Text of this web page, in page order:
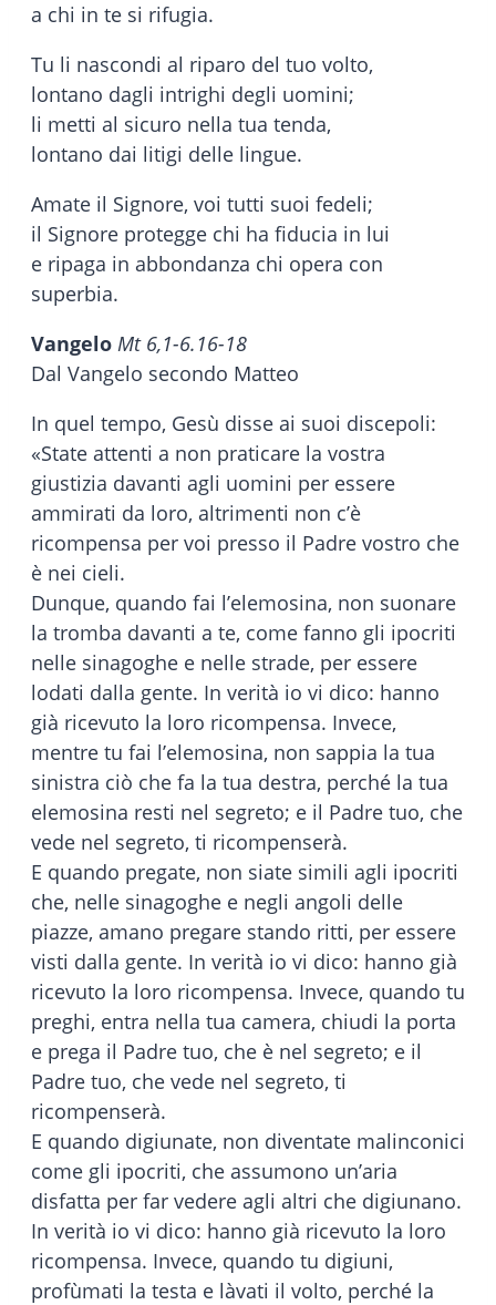
a chi in te si rifugia.
Tu li nascondi al riparo del tuo volto,
lontano dagli intrighi degli uomini;
li metti al sicuro nella tua tenda,
lontano dai litigi delle lingue.
Amate il Signore, voi tutti suoi fedeli;
il Signore protegge chi ha fiducia in lui
e ripaga in abbondanza chi opera con
superbia.
Vangelo Mt 6,1-6.16-18
Dal Vangelo secondo Matteo
In quel tempo, Gesù disse ai suoi discepoli:
«State attenti a non praticare la vostra
giustizia davanti agli uomini per essere
ammirati da loro, altrimenti non c’è
ricompensa per voi presso il Padre vostro che
è nei cieli.
Dunque, quando fai l’elemosina, non suonare
la tromba davanti a te, come fanno gli ipocriti
nelle sinagoghe e nelle strade, per essere
lodati dalla gente. In verità io vi dico: hanno
già ricevuto la loro ricompensa. Invece,
mentre tu fai l’elemosina, non sappia la tua
sinistra ciò che fa la tua destra, perché la tua
elemosina resti nel segreto; e il Padre tuo, che
vede nel segreto, ti ricompenserà.
E quando pregate, non siate simili agli ipocriti
che, nelle sinagoghe e negli angoli delle
piazze, amano pregare stando ritti, per essere
visti dalla gente. In verità io vi dico: hanno già
ricevuto la loro ricompensa. Invece, quando tu
preghi, entra nella tua camera, chiudi la porta
e prega il Padre tuo, che è nel segreto; e il
Padre tuo, che vede nel segreto, ti
ricompenserà.
E quando digiunate, non diventate malinconici
come gli ipocriti, che assumono un’aria
disfatta per far vedere agli altri che digiunano.
In verità io vi dico: hanno già ricevuto la loro
ricompensa. Invece, quando tu digiuni,
profùmati la testa e làvati il volto, perché la